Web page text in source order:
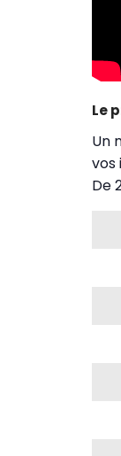
Le
Un
vos
De